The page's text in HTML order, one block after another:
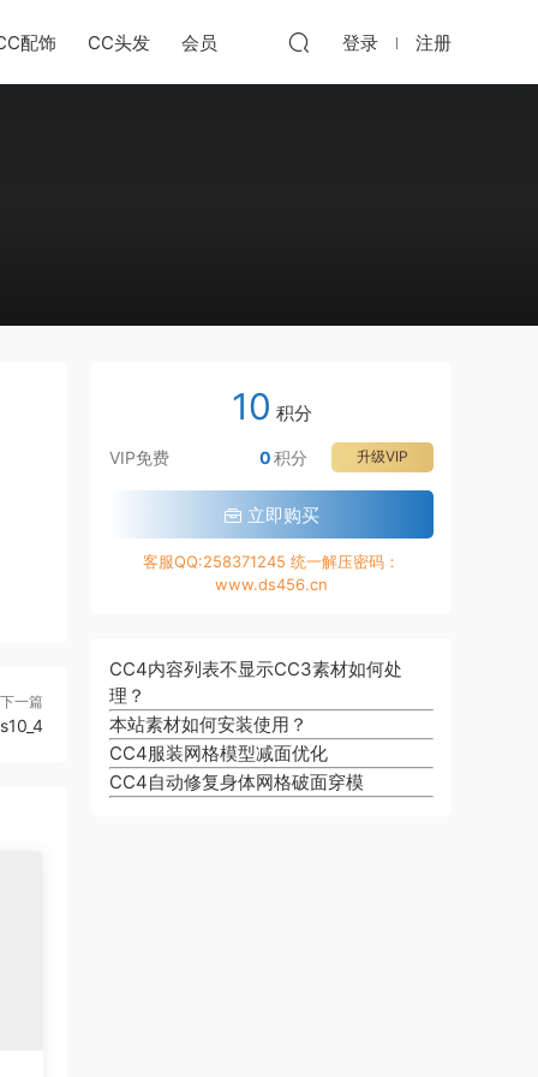
配饰 CC头发 会员 登录 注册
下一篇
10 积分
VIP免费 升级VIP
0积分
立即购买
客服QQ:258371245 统一解压密码：
www.ds456.cn
CC4内容列表不显示CC3素材如何处
理？
本站素材如何安装使用？
CC4服装网格模型减面优化
CC4自动修复身体网格破面穿模